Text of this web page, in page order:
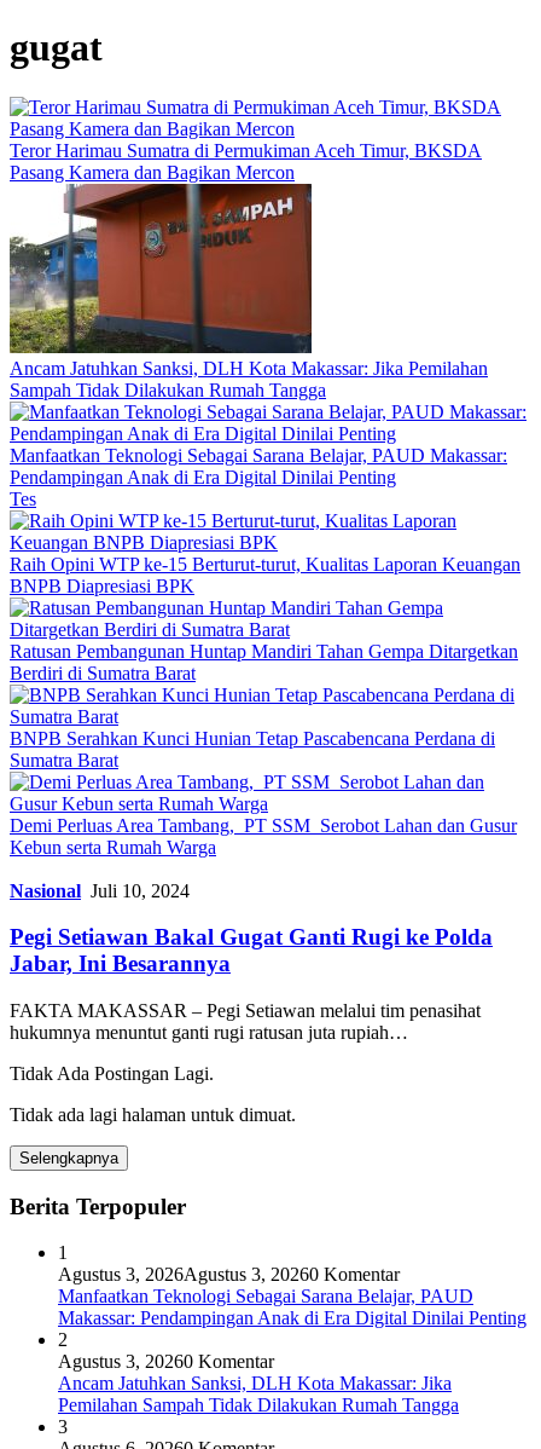
gugat
Teror Harimau Sumatra di Permukiman Aceh Timur, BKSDA
Pasang Kamera dan Bagikan Mercon
Ancam Jatuhkan Sanksi, DLH Kota Makassar: Jika Pemilahan
Sampah Tidak Dilakukan Rumah Tangga
Manfaatkan Teknologi Sebagai Sarana Belajar, PAUD Makassar:
Pendampingan Anak di Era Digital Dinilai Penting
Tes
Raih Opini WTP ke-15 Berturut-turut, Kualitas Laporan Keuangan
BNPB Diapresiasi BPK
Ratusan Pembangunan Huntap Mandiri Tahan Gempa Ditargetkan
Berdiri di Sumatra Barat
BNPB Serahkan Kunci Hunian Tetap Pascabencana Perdana di
Sumatra Barat
Demi Perluas Area Tambang, PT SSM Serobot Lahan dan Gusur
Kebun serta Rumah Warga
Nasional Juli 10, 2024
Pegi Setiawan Bakal Gugat Ganti Rugi ke Polda
Jabar, Ini Besarannya
FAKTA MAKASSAR – Pegi Setiawan melalui tim penasihat
hukumnya menuntut ganti rugi ratusan juta rupiah…
Tidak Ada Postingan Lagi.
Tidak ada lagi halaman untuk dimuat.
Selengkapnya
Berita Terpopuler
1
Agustus 3, 2026Agustus 3, 20260 Komentar
Manfaatkan Teknologi Sebagai Sarana Belajar, PAUD
Makassar: Pendampingan Anak di Era Digital Dinilai Penting
2
Agustus 3, 20260 Komentar
Ancam Jatuhkan Sanksi, DLH Kota Makassar: Jika
Pemilahan Sampah Tidak Dilakukan Rumah Tangga
3